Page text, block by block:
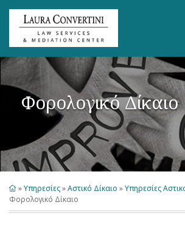
Φορολογικό Δίκαιο
»Υπηρεσίες»Αστικό Δίκαιο »Υπηρεσίες
Φορολογικό Δίκαιο